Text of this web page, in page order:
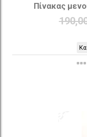
Πίνακας